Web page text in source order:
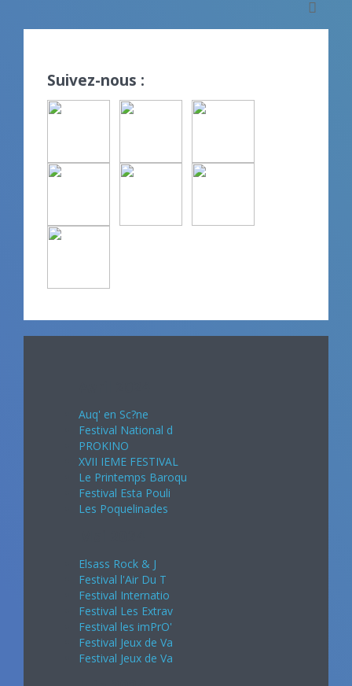
Suivez-nous :
Auq' en Sc?ne
Festival National d
PROKINO
XVII IEME FESTIVAL
Le Printemps Baroqu
Festival Esta Pouli
Les Poquelinades
Elsass Rock & J
Festival l'Air Du T
Festival Internatio
Festival Les Extrav
Festival les imPrO'
Festival Jeux de Va
Festival Jeux de Va